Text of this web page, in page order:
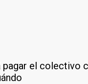
pagar el colectivo